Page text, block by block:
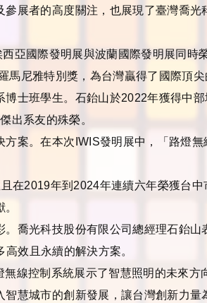
展者的高度關注，也展現了臺灣喬光
西亞國際發明展與波蘭國際發明展同時
尼雅特別獎，為台灣贏得了國際頂尖
博士班學生。石鈶山於2022年獲得中
出系友的殊榮。
方案。在本次 IWIS發明展中，「路燈
在2019年到 2024年連續六年榮獲台
喬光科技股份有限公司總經理石鈶山
效且永續的解決方案。
線控制系統展示了智慧照明的未來方
慧城市的創新發展，讓台灣創新力量